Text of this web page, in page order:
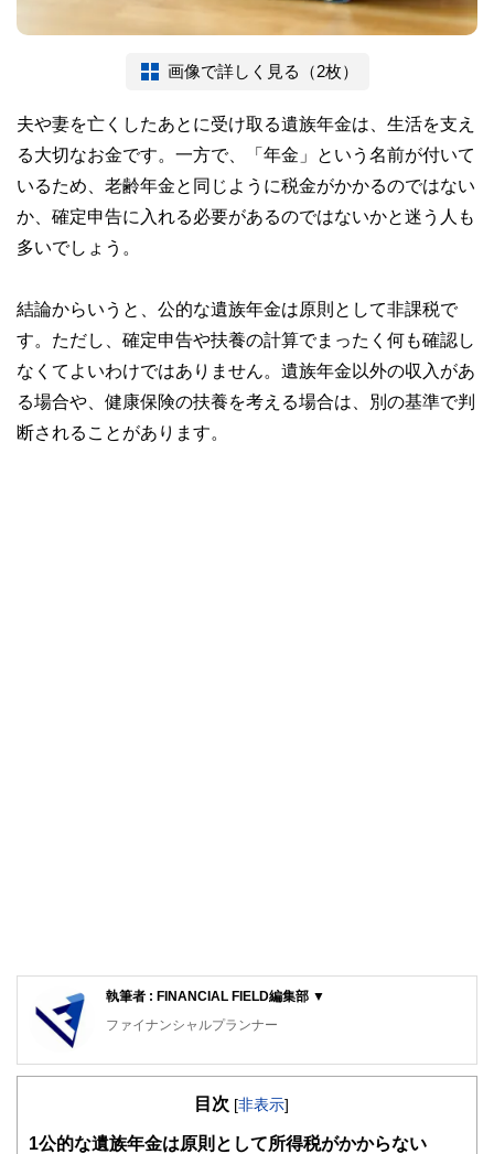
画像で詳しく見る（2枚）
夫や妻を亡くしたあとに受け取る遺族年金は、生活を支え
る大切なお金です。一方で、「年金」という名前が付いて
いるため、老齢年金と同じように税金がかかるのではない
か、確定申告に入れる必要があるのではないかと迷う人も
多いでしょう。
結論からいうと、公的な遺族年金は原則として非課税で
す。ただし、確定申告や扶養の計算でまったく何も確認し
なくてよいわけではありません。遺族年金以外の収入があ
る場合や、健康保険の扶養を考える場合は、別の基準で判
断されることがあります。
執筆者 : FINANCIAL FIELD編集部 ▼
ファイナンシャルプランナー
FinancialField編集部は、金融、経済に関する記事を、日々
知識がない方でも理解できるようわかりやすく発信していま
目次 [非表示]
1 公的な遺族年金は原則として所得税がかからない